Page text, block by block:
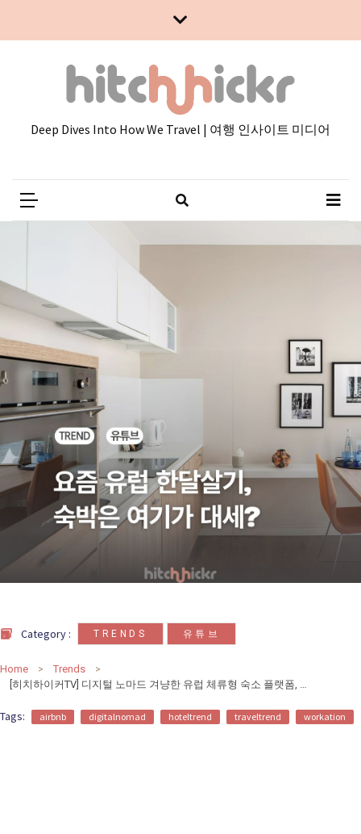
카
테
고
리
Deep Dives Into How We Travel | 여행 인사이트 미디어
Category : TRENDS 유튜브
Home
Trends
[히치하이커TV] 디지털 노마드 겨냥한 유럽 체류형 숙소 플랫폼, 아웃사이트와 누마
Tags: airbnb digitalnomad hoteltrend traveltrend workation